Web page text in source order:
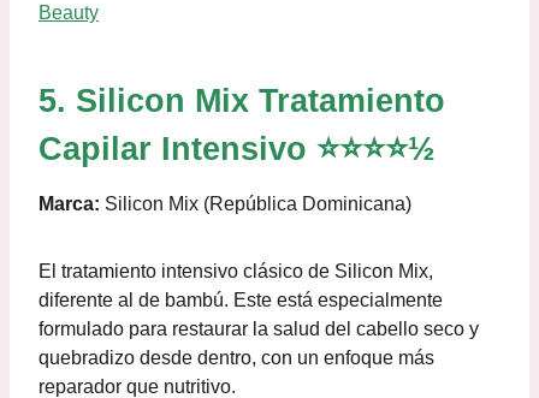
Beauty
5. Silicon Mix Tratamiento
Capilar Intensivo ⭐⭐⭐⭐½
Marca: Silicon Mix (República Dominicana)
El tratamiento intensivo clásico de Silicon Mix,
diferente al de bambú. Este está especialmente
formulado para restaurar la salud del cabello seco y
quebradizo desde dentro, con un enfoque más
reparador que nutritivo.